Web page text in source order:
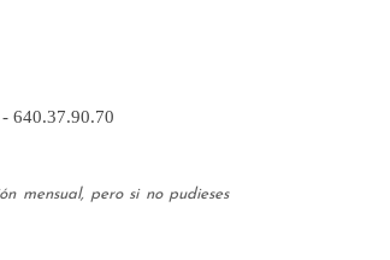
640.37.90.70
mensual, pero si no pudieses